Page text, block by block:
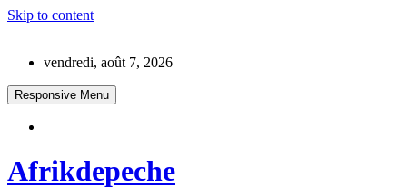
Skip to content
vendredi, août 7, 2026
Responsive Menu
Afrikdepeche